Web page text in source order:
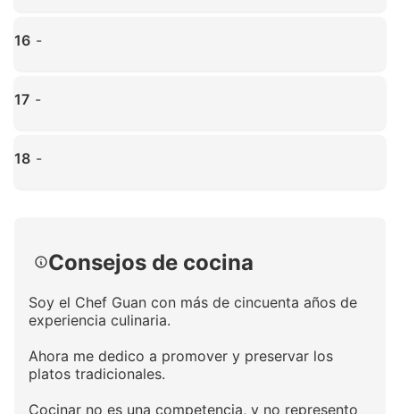
16 -
17 -
18 -
Consejos de cocina
Soy el Chef Guan con más de cincuenta años de
experiencia culinaria.
Ahora me dedico a promover y preservar los
platos tradicionales.
Cocinar no es una competencia, y no represento